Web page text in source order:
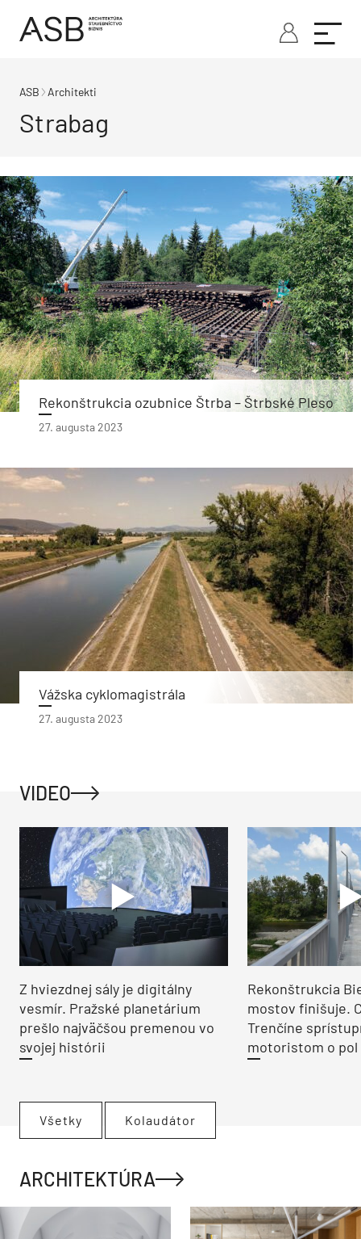
ASB Architekti
Strabag
Rekonštrukcia ozubnice Štrba – Štrbské Pleso
27. augusta 2023
Vážska cyklomagistrála
27. augusta 2023
VIDEO
Z hviezdnej sály je digitálny
vesmír. Pražské planetárium
prešlo najväčšou premenou vo
svojej histórii
Rekonštrukcia
mostov finišuje.
Trenčíne
motoristom o pol
Všetky Kolaudátor
ARCHITEKTÚRA